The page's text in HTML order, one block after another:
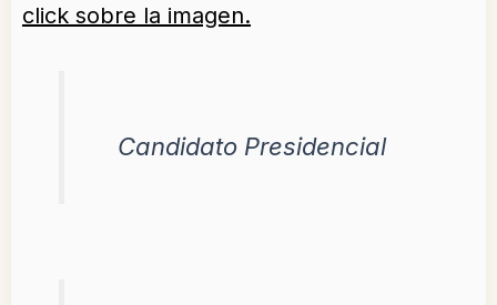
click sobre la imagen.
Candidato Presidencial